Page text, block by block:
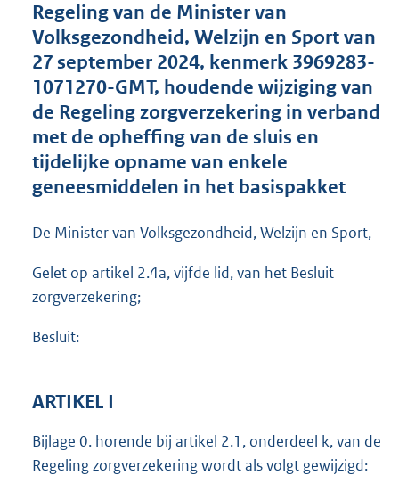
d
s
g
r
o
o
t
e
:
6
Regeling van de Minister van
Volksgezondheid, Welzijn en Sport van
27 september 2024, kenmerk 3969283-
1071270-GMT, houdende wijziging van
de Regeling zorgverzekering in verband
met de opheffing van de sluis en
tijdelijke opname van enkele
geneesmiddelen in het basispakket
De Minister van Volksgezondheid, Welzijn en Sport,
Gelet op artikel 2.4a, vijfde lid, van het Besluit
zorgverzekering;
Besluit:
ARTIKEL I
Bijlage 0. horende bij artikel 2.1, onderdeel k, van de
Regeling zorgverzekering wordt als volgt gewijzigd: